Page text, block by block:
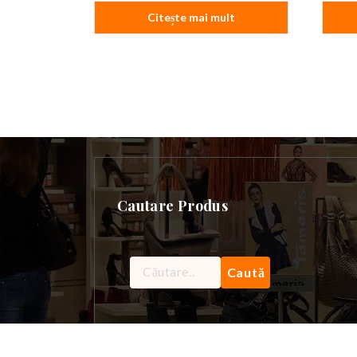
a
fost:
149,99 lei.
este:
Citește mai mult
Cautare Produs
Caută
după: